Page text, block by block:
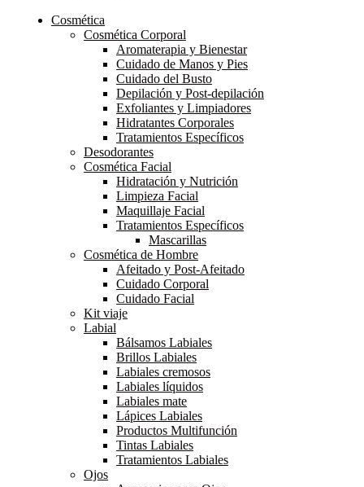
Cosmética
Cosmética Corporal
Aromaterapia y Bienestar
Cuidado de Manos y Pies
Cuidado del Busto
Depilación y Post-depilación
Exfoliantes y Limpiadores
Hidratantes Corporales
Tratamientos Específicos
Desodorantes
Cosmética Facial
Hidratación y Nutrición
Limpieza Facial
Maquillaje Facial
Tratamientos Específicos
Mascarillas
Cosmética de Hombre
Afeitado y Post-Afeitado
Cuidado Corporal
Cuidado Facial
Kit viaje
Labial
Bálsamos Labiales
Brillos Labiales
Labiales cremosos
Labiales líquidos
Labiales mate
Lápices Labiales
Productos Multifunción
Tintas Labiales
Tratamientos Labiales
Ojos